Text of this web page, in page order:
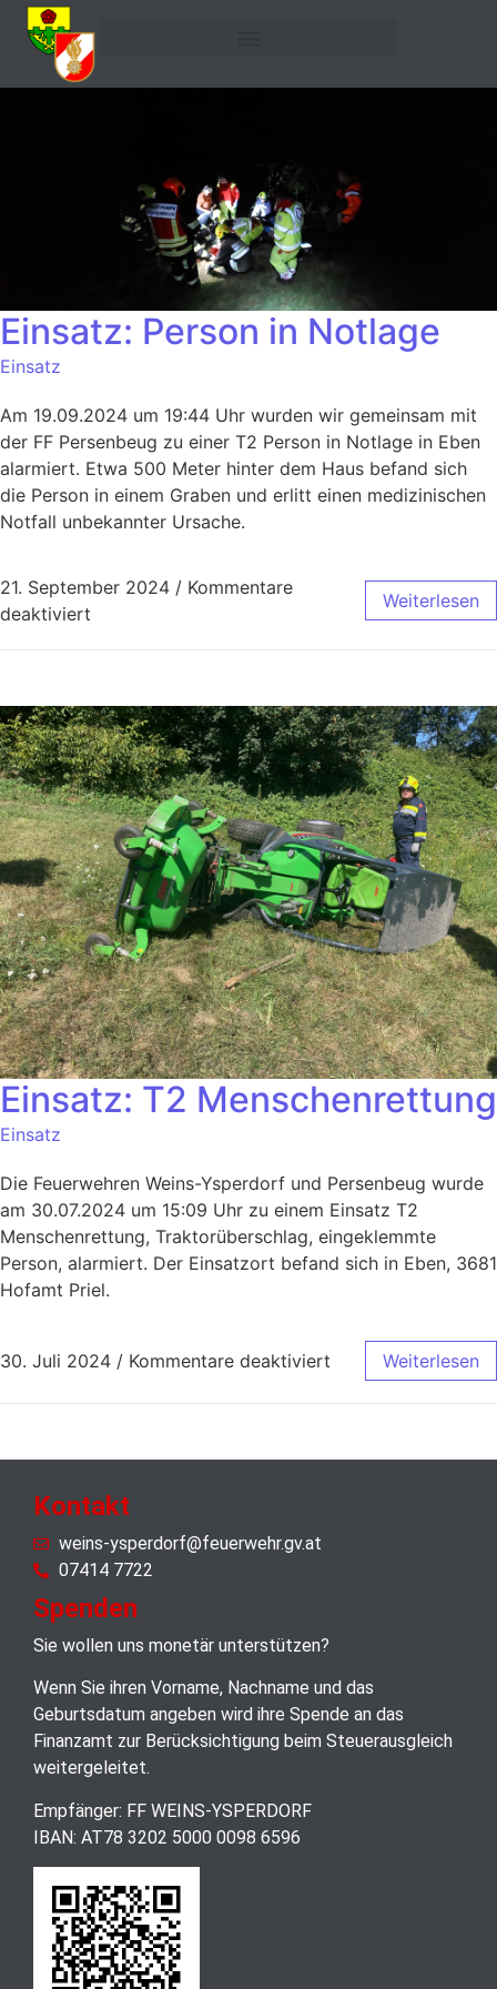
Einsatz: Person in Notlage
Einsatz
Am 19.09.2024 um 19:44 Uhr wurden wir gemeinsam mit
der FF Persenbeug zu einer T2 Person in Notlage in Eben
alarmiert. Etwa 500 Meter hinter dem Haus befand sich
die Person in einem Graben und erlitt einen medizinischen
Notfall unbekannter Ursache.
21. September 2024 / Kommentare
deaktiviert
Weiterlesen
Einsatz: T2 Menschenrettung
Einsatz
Die Feuerwehren Weins-Ysperdorf und Persenbeug wurde
am 30.07.2024 um 15:09 Uhr zu einem Einsatz T2
Menschenrettung, Traktorüberschlag, eingeklemmte
Person, alarmiert. Der Einsatzort befand sich in Eben, 3681
Hofamt Priel.
30. Juli 2024 / Kommentare deaktiviert Weiterlesen
Kontakt
weins-ysperdorf@feuerwehr.gv.at
07414 7722
Spenden
Sie wollen uns monetär unterstützen?
Wenn Sie ihren Vorname, Nachname und das
Geburtsdatum angeben wird ihre Spende an das
Finanzamt zur Berücksichtigung beim Steuerausgleich
weitergeleitet.
Empfänger: FF WEINS-YSPERDORF
IBAN: AT78 3202 5000 0098 6596